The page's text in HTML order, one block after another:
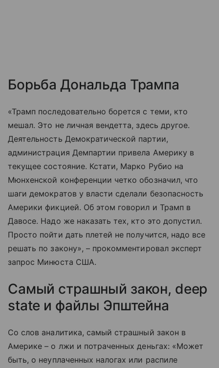
Борьба Дональда Трампа
«Трамп последовательно борется с теми, кто
мешал. Это не личная вендетта, здесь другое.
Деятельность Демократической партии,
администрация Демпартии привела Америку в
текущее состояние. Кстати, Марко Рубио на
Мюнхенской конференции четко обозначил, что
шаги демократов у власти сделали безопасность
Америки фикцией. Об этом говорил и Трамп в
Давосе. Надо же наказать тех, кто это допустил.
Просто пойти дать плетей не получится, надо все
решать по закону», – прокомментировал эксперт
запрос Минюста США.
Самый страшный закон, deep
state и файлы Эпштейна
Со слов аналитика, самый страшный закон в
Америке – о лжи и потраченных деньгах: «Может
быть, о неуплаченных налогах или распиле